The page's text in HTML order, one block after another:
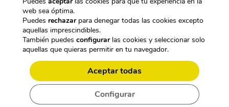
Además no te pierdas ninguna de nuestras
novedades y promociones
Nombre*
Email*
web sea óptima.
Puedes rechazarpara denegar todas las cookies excepto
aquellas imprescindibles.
También puedes configurarlas cookies y seleccionar solo
aquellas que quieras permitir en tu navegador.
Aceptar todas
Configurar